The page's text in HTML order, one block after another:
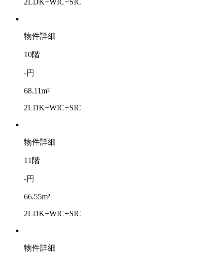
2LDK+WIC+SIC
物件詳細
10階
-円
68.11m²
2LDK+WIC+SIC
物件詳細
11階
-円
66.55m²
2LDK+WIC+SIC
物件詳細